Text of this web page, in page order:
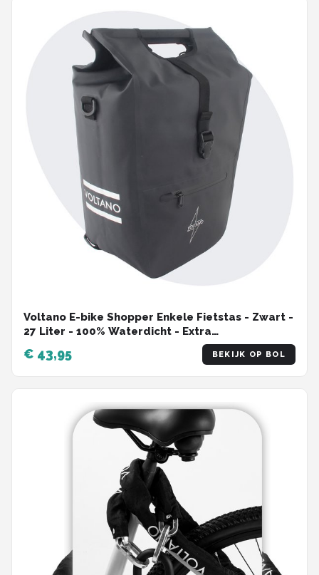
Voltano E-bike Shopper Enkele Fietstas - Zwart -
27 Liter - 100% Waterdicht - Extra
€ 43,95 BEKIJK OP BOL